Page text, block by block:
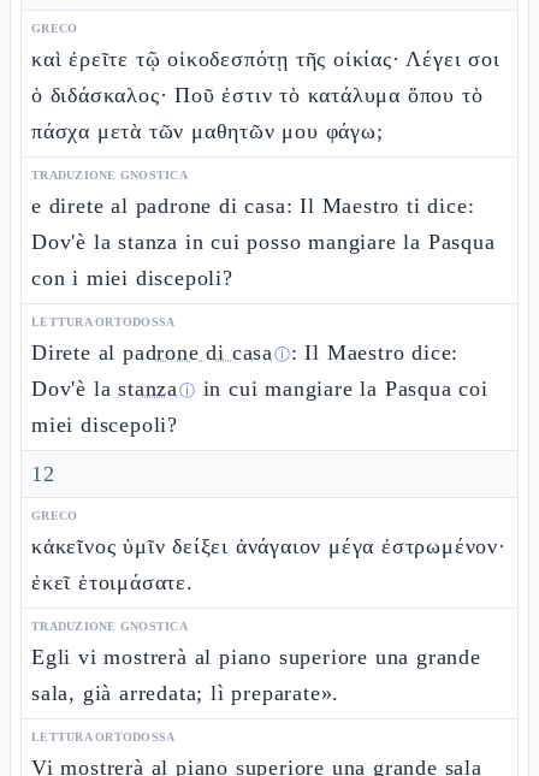
GRECO
καὶ ἐρεῖτε τῷ οἰκοδεσπότῃ τῆς οἰκίας· Λέγει σοι
ὁ διδάσκαλος· Ποῦ ἐστιν τὸ κατάλυμα ὅπου τὸ
πάσχα μετὰ τῶν μαθητῶν μου φάγω;
TRADUZIONE GNOSTICA
e direte al padrone di casa: Il Maestro ti dice:
Dov'è la stanza in cui posso mangiare la Pasqua
con i miei discepoli?
LETTURA ORTODOSSA
Direte alpadrone di casaⓘ: Il Maestro dice:
Dov'è lastanzaⓘ in cui mangiare la Pasqua coi
miei discepoli?
12
GRECO
κἀκεῖνος ὑμῖν δείξει ἀνάγαιον μέγα ἐστρωμένον·
ἐκεῖ ἑτοιμάσατε.
TRADUZIONE GNOSTICA
Egli vi mostrerà al piano superiore una grande
sala, già arredata; lì preparate».
LETTURA ORTODOSSA
Vi mostrerà al piano superiore una grande sala